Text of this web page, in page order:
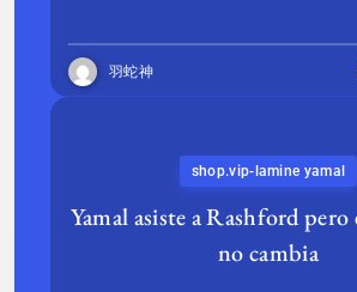
羽蛇神
shop.vip-lamine yamal
Yamal asiste a Rashford
no cambia